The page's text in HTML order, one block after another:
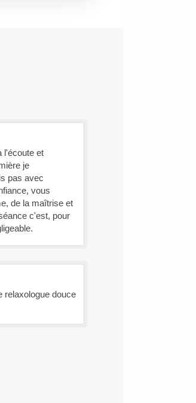
l'écoute et
je
pas avec
vous
de la maîtrise et
c'est, pour
relaxologue douce